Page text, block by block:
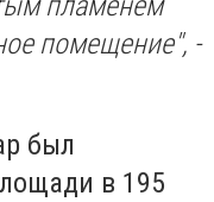
помещение", -
был
в 195